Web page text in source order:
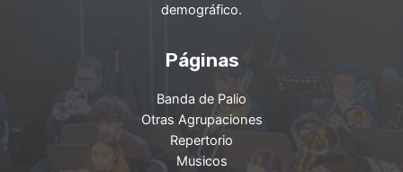
demográfico.
Páginas
Banda de Palio
Otras Agrupaciones
Repertorio
Musicos